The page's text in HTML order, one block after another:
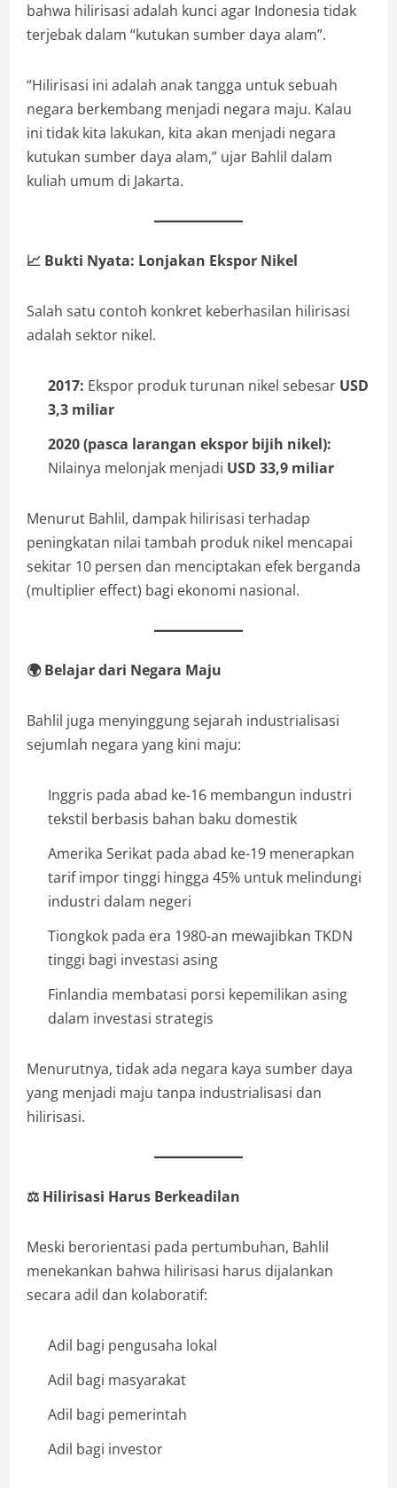
bahwa hilirisasi adalah kunci agar Indonesia tidak
terjebak dalam “kutukan sumber daya alam”.
“Hilirisasi ini adalah anak tangga untuk sebuah
negara berkembang menjadi negara maju. Kalau
ini tidak kita lakukan, kita akan menjadi negara
kutukan sumber daya alam,” ujar Bahlil dalam
kuliah umum di Jakarta.
📈 Bukti Nyata: Lonjakan Ekspor Nikel
Salah satu contoh konkret keberhasilan hilirisasi
adalah sektor nikel.
2017: Ekspor produk turunan nikel sebesar USD
3,3 miliar
2020 (pasca larangan ekspor bijih nikel):
Nilainya melonjak menjadi USD 33,9 miliar
Menurut Bahlil, dampak hilirisasi terhadap
peningkatan nilai tambah produk nikel mencapai
sekitar 10 persen dan menciptakan efek berganda
(multiplier effect) bagi ekonomi nasional.
🌍Belajar dari Negara Maju
Bahlil juga menyinggung sejarah industrialisasi
sejumlah negara yang kini maju:
Inggris pada abad ke-16 membangun industri
tekstil berbasis bahan baku domestik
Amerika Serikat pada abad ke-19 menerapkan
tarif impor tinggi hingga 45% untuk melindungi
industri dalam negeri
Tiongkok pada era 1980-an mewajibkan TKDN
tinggi bagi investasi asing
Finlandia membatasi porsi kepemilikan asing
dalam investasi strategis
Menurutnya, tidak ada negara kaya sumber daya
yang menjadi maju tanpa industrialisasi dan
hilirisasi.
⚖️ Hilirisasi Harus Berkeadilan
Meski berorientasi pada pertumbuhan, Bahlil
menekankan bahwa hilirisasi harus dijalankan
secara adil dan kolaboratif:
Adil bagi pengusaha lokal
Adil bagi masyarakat
Adil bagi pemerintah
Adil bagi investor